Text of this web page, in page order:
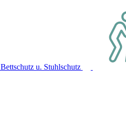
Bettschutz u. Stuhlschutz